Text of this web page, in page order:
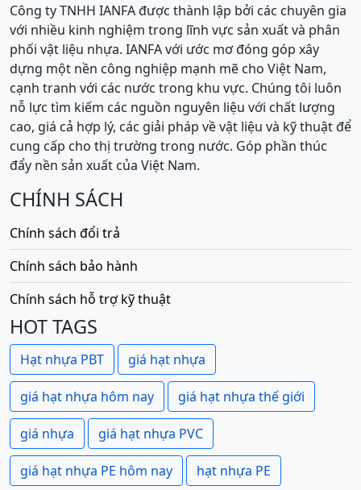
Công ty TNHH IANFA được thành lập bởi các chuyên gia
với nhiều kinh nghiệm trong lĩnh vực sản xuất và phân
phối vật liệu nhựa. IANFA với ước mơ đóng góp xây
dựng một nền công nghiệp mạnh mẽ cho Việt Nam,
cạnh tranh với các nước trong khu vực. Chúng tôi luôn
nỗ lực tìm kiếm các nguồn nguyên liệu với chất lượng
cao, giá cả hợp lý, các giải pháp về vật liệu và kỹ thuật để
cung cấp cho thị trường trong nước. Góp phần thúc
đẩy nền sản xuất của Việt Nam.
CHÍNH SÁCH
Chính sách đổi trả
Chính sách bảo hành
Chính sách hỗ trợ kỹ thuật
HOT TAGS
Hạt nhựa PBT giá hạt nhựa
giá hạt nhựa hôm nay giá hạt nhựa thế giới
giá nhựa giá hạt nhựa PVC
giá hạt nhựa PE hôm nay hạt nhựa PE